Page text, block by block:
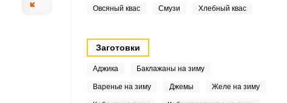
Овсяный квас Смузи Хлебный квас
Заготовки
Аджика Баклажаны на зиму
Варенье на зиму Джемы Желе на зиму